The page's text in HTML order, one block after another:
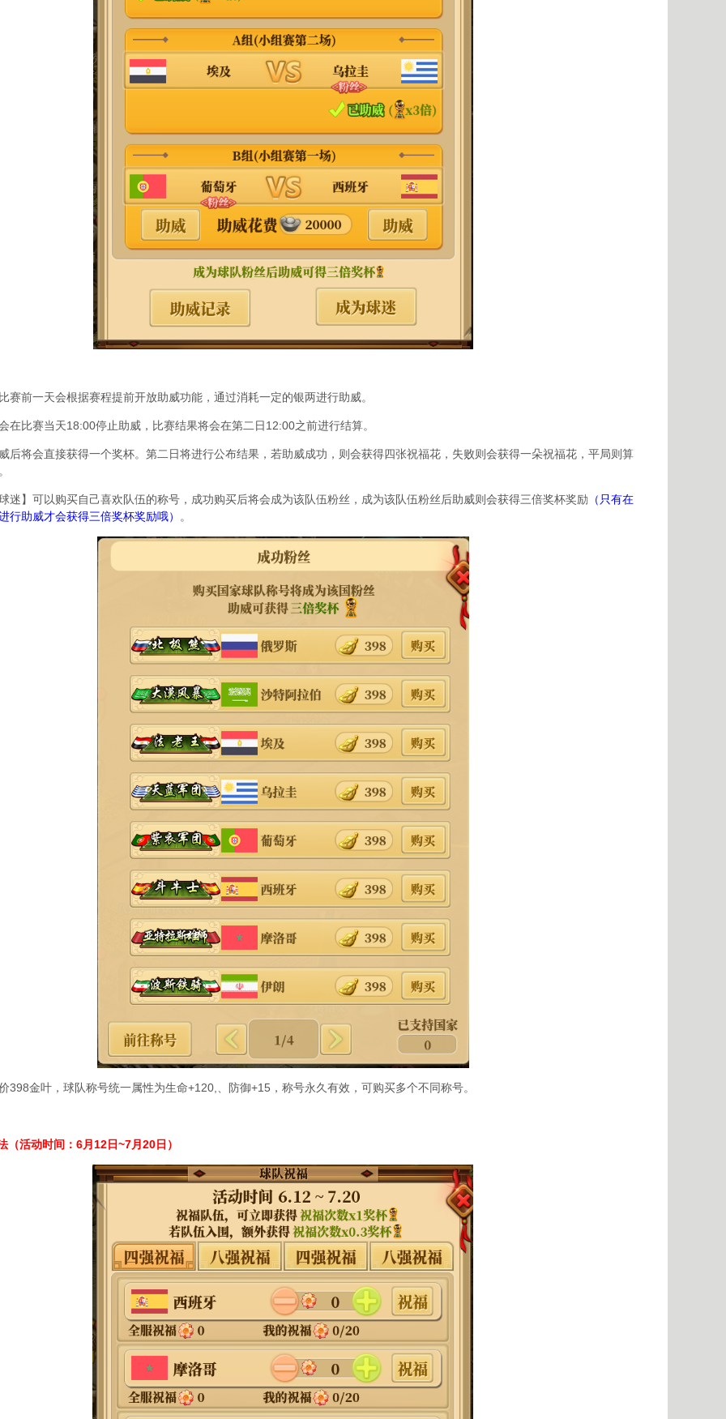
赛前一天会根据赛程提前开放助威功能，通过消耗一定的银两进行助威。
在比赛当天18:00停止助威，比赛结果将会在第二日12:00之前进行结算。
后将会直接获得一个奖杯。第二日将进行公布结果，若助威成功，则会获得四张祝福花，失败则会获得一朵祝福花，平局则算
迷】可以购买自己喜欢队伍的称号，成功购买后将会成为该队伍粉丝，成为该队伍粉丝后助威则会获得三倍奖杯奖励 （只有在
行助威才会获得三倍奖杯奖励哦） 。
398金叶，球队称号统一属性为生命+120,、防御+15，称号永久有效，可购买多个不同称号。
（活动时间：6月12日~7月20日）